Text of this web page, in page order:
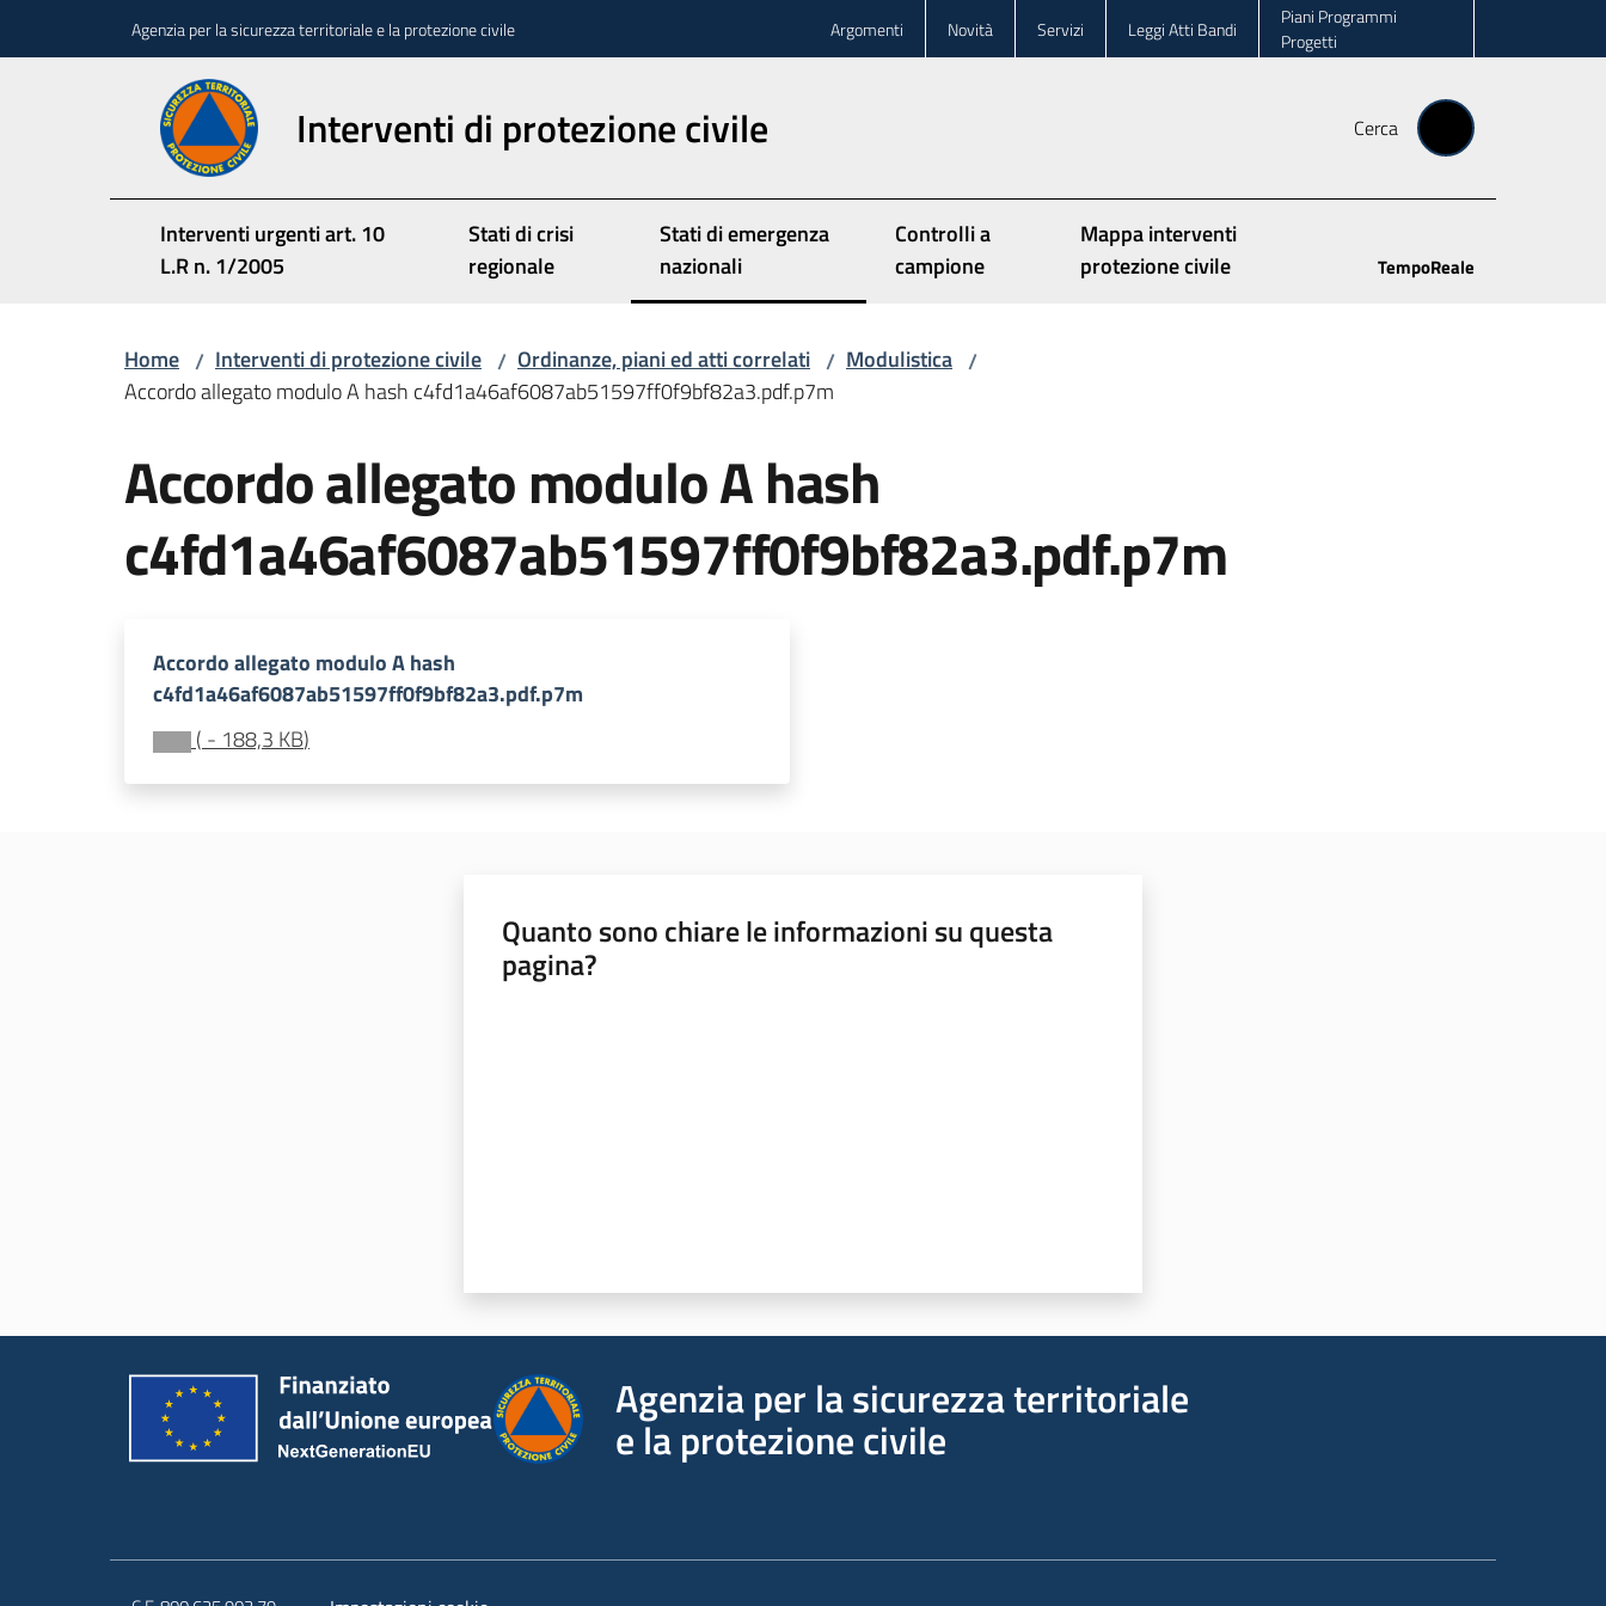
Agenzia per la sicurezza territoriale e la protezione civile Argomenti Novità Servizi Leggi Atti Bandi
Piani Programmi
Progetti
Interventi di protezione civile Cerca
Interventi urgenti art. 10
L.R n. 1/2005
Stati di crisi
regionale
Stati di emergenza
nazionali
Menu selezionato
Controlli a
campione
Mappa interventi
protezione civile
TempoReale
Home / Interventi di protezione civile / Ordinanze, piani ed atti correlati / Modulistica /
Accordo allegato modulo A hash c4fd1a46af6087ab51597ff0f9bf82a3.pdf.p7m
Accordo allegato modulo A hash
c4fd1a46af6087ab51597ff0f9bf82a3.pdf.p7m
Accordo allegato modulo A hash
c4fd1a46af6087ab51597ff0f9bf82a3.pdf.p7m
( - 188,3 KB)
Quanto sono chiare le informazioni su questa
pagina?
Agenzia per la sicurezza territoriale
e la protezione civile